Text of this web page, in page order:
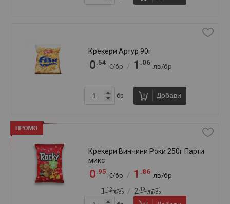
Крънч Аеа 160г Зърнен
1.39
€/бр / 2 .72
лв/бр
бр Добави
Крънч Аеа 160г Пълнозърнест
1.33
бр Добави